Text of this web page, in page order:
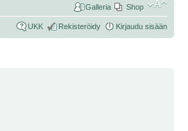
Shop
Galleria
UKK Rekisteröidy Kirjaudu sisään